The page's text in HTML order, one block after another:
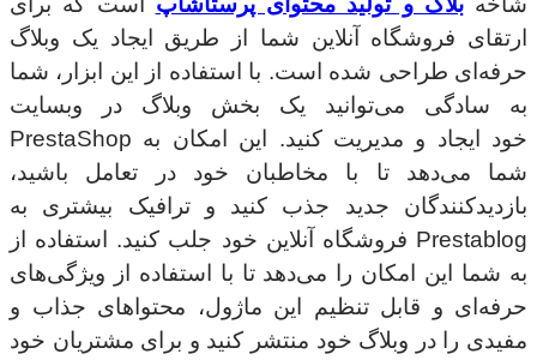
ارتقای فروشگاه آنلاین شما از طریق ایجاد یک وبلاگ
حرفه‌ای طراحی شده است. با استفاده از این ابزار، شما
به سادگی می‌توانید یک بخش وبلاگ در وبسایت
PrestaShop خود ایجاد و مدیریت کنید. این امکان به
شما می‌دهد تا با مخاطبان خود در تعامل باشید،
بازدیدکنندگان جدید جذب کنید و ترافیک بیشتری به
فروشگاه آنلاین خود جلب کنید. استفاده از Prestablog
به شما این امکان را می‌دهد تا با استفاده از ویژگی‌های
حرفه‌ای و قابل تنظیم این ماژول، محتواهای جذاب و
مفیدی را در وبلاگ خود منتشر کنید و برای مشتریان خود